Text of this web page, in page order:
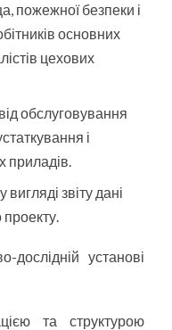
пожежної безпеки і
основних
цехових
обслуговування
і
приладів.
звіту дані
дослідній установі
та структурою